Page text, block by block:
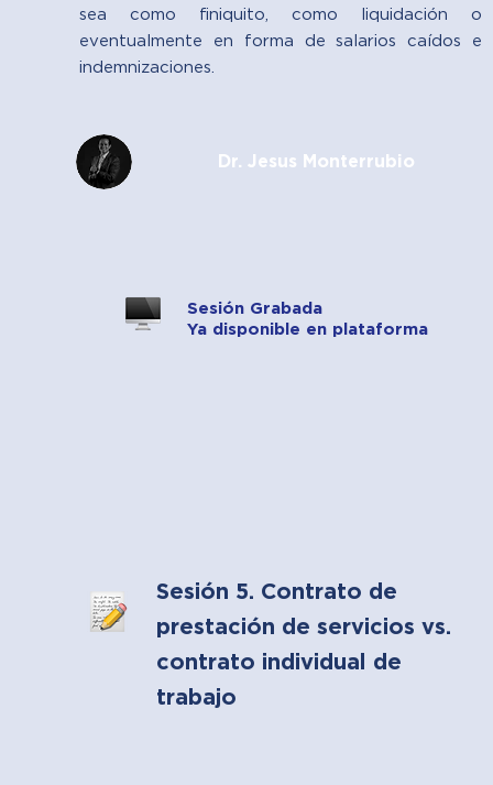
sea como finiquito, como liquidación o
eventualmente en forma de salarios caídos e
indemnizaciones.
Dr. Jesus Monterrubio
Sesión Grabada
Ya disponible en plataforma
Sesión 5. Contrato de
prestación de servicios vs.
contrato individual de
trabajo